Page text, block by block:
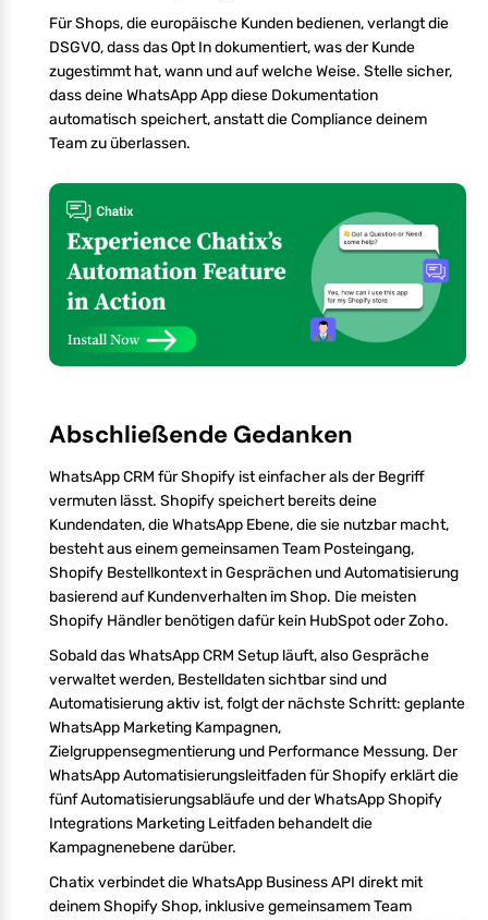
Für Shops, die europäische Kunden bedienen, verlangt die
DSGVO, dass das Opt In dokumentiert, was der Kunde
zugestimmt hat, wann und auf welche Weise. Stelle sicher,
dass deine WhatsApp App diese Dokumentation
automatisch speichert, anstatt die Compliance deinem
Team zu überlassen.
Abschließende Gedanken
WhatsApp CRM für Shopify ist einfacher als der Begriff
vermuten lässt. Shopify speichert bereits deine
Kundendaten, die WhatsApp Ebene, die sie nutzbar macht,
besteht aus einem gemeinsamen Team Posteingang,
Shopify Bestellkontext in Gesprächen und Automatisierung
basierend auf Kundenverhalten im Shop. Die meisten
Shopify Händler benötigen dafür kein HubSpot oder Zoho.
Sobald das WhatsApp CRM Setup läuft, also Gespräche
verwaltet werden, Bestelldaten sichtbar sind und
Automatisierung aktiv ist, folgt der nächste Schritt: geplante
WhatsApp Marketing Kampagnen,
Zielgruppensegmentierung und Performance Messung. Der
WhatsApp Automatisierungsleitfaden für Shopify erklärt die
fünf Automatisierungsabläufe und der WhatsApp Shopify
Integrations Marketing Leitfaden behandelt die
Kampagnenebene darüber.
Chatix verbindet die WhatsApp Business API direkt mit
deinem Shopify Shop, inklusive gemeinsamem Team